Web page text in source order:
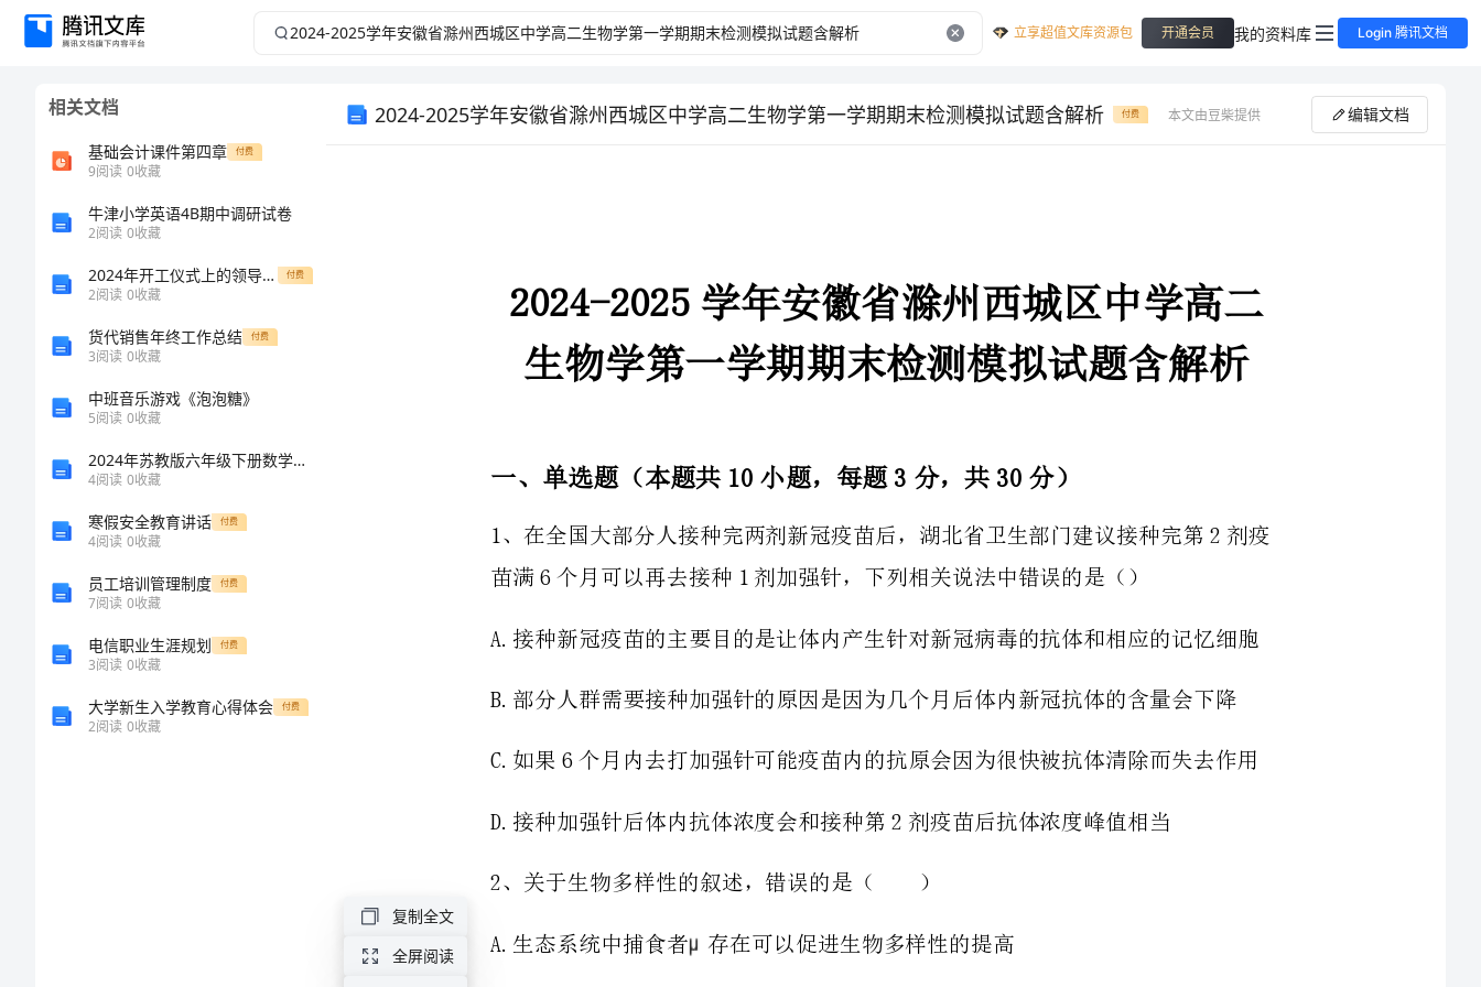
2024-
立享超值文库资源包 开通会员 我的资料库 Login 腾讯文档
相关文档
基础会计课件第四章 付费
9阅读 0收藏
牛津小学英语4B期中调研试卷
2阅读 0收藏
2024年开工仪式上的领导致辞 付费
2阅读 0收藏
货代销售年终工作总结 付费
3阅读 0收藏
中班音乐游戏《泡泡糖》
5阅读 0收藏
2024年苏教版六年级下册数学期末测试卷精品【各地真题】
4阅读 0收藏
寒假安全教育讲话 付费
4阅读 0收藏
员工培训管理制度 付费
7阅读 0收藏
电信职业生涯规划 付费
3阅读 0收藏
大学新生入学教育心得体会 付费
2阅读 0收藏
2024-2025学年安徽省滁州西城区中学高二生物学第一学期期末检测模拟试题含解析 付费 本文由豆柴提供 编辑文档
3、过敏反应发生机制如图所示。过敏原可激发体液免疫产生IgE抗体，当过敏原
生物学第一学期期末检测模拟试题含解析
一、单选题（本题共10小题，每题3分，共30分）
苗满6个月可以再去接种1剂加强针，下列相关说法中错误的是（）
2、关于生物多样性的叙述，错误的是（）
A.生态系统中捕食者存在可以促进生物多样性的提高
B.把沼泽地改造成人造林是增加生物多样性的重要手段
复制全文
全屏阅读